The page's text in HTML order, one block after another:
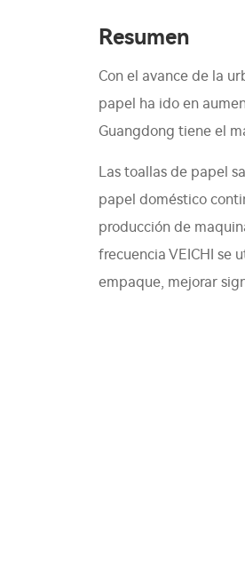
Resumen
Con el avance de la
papel ha ido en
Guangdong tiene el
Las toallas de papel
papel doméstico
producción de
frecuencia VEICHI se
empaque, mejorar